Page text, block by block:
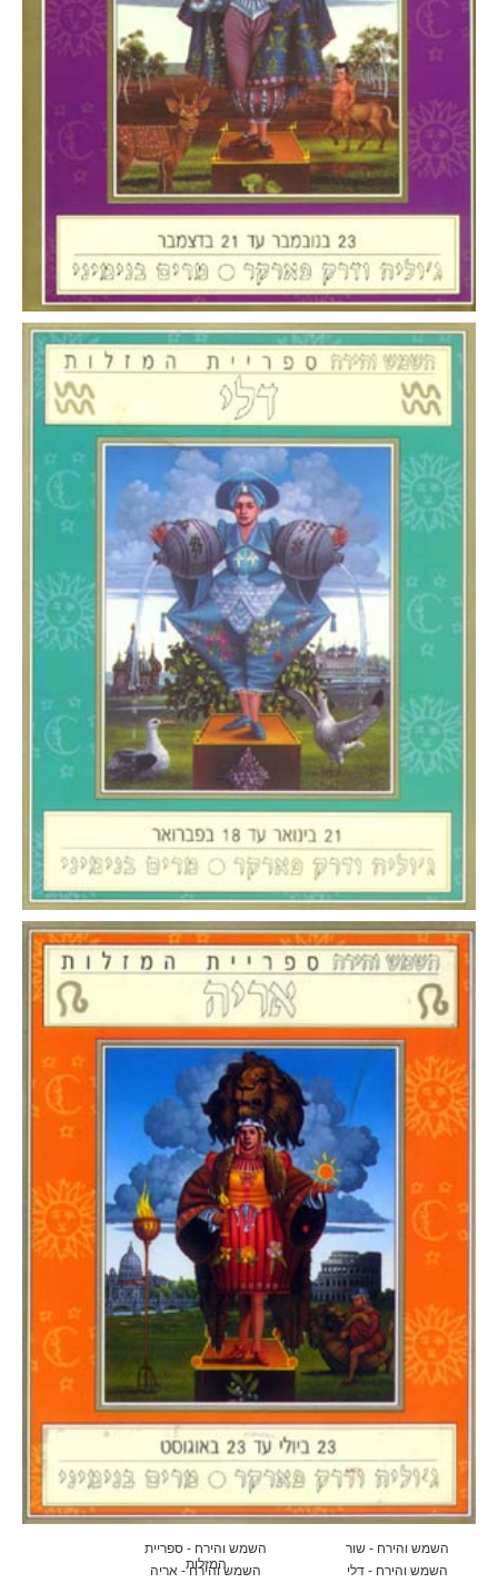
השמש והירח - שור
השמש והירח - ספריית
המזלות
השמש והירח - דלי השמש והירח - אריה